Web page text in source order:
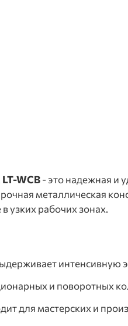
WCB- это надежная и
металлическая
узких рабочих зонах.
интенсивную
и поворотных
для мастерских и